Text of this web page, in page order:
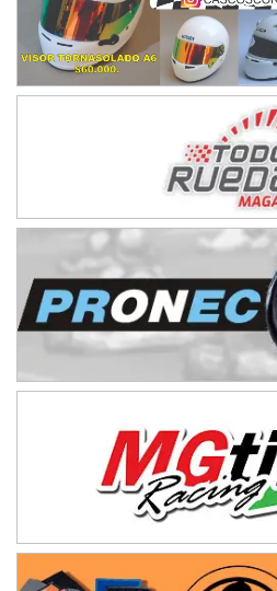
Humboldt (Santa Fe)
NORESTE SANTAFESINO - F6
Ciudad de Avellaneda (Asfalto)
Avellaneda (Santa Fe)
José Samuel Sánchez (Tierra)
Juan Navarro (Asfalto)